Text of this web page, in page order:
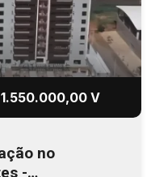
1.550.000,00 V
no
-